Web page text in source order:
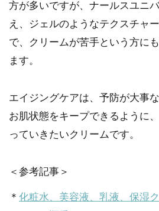
方が多いですが、ナールスユニ
え、ジェルのようなテクスチャ
で、クリームが苦手という方に
ます。
エイジングケアは、予防が大事
お肌状態をキープできるように
っていきたいクリームです。
＜参考記事＞
＊ 化粧水、美容液、乳液、保湿